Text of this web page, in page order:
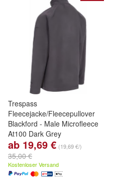
Trespass
Fleecejacke/Fleecepullover
Blackford - Male Microfleece
At100 Dark Grey
ab 19,69 € (19,69 €/)
35,00 €
Kostenloser Versand